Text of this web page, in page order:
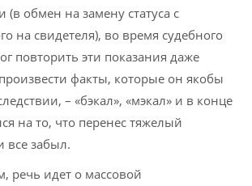
(в обмен на замену статуса с
на свидетеля), во время судебного
повторить эти показания даже
факты, которые он якобы
– «бэкал», «мэкал» и в конце
на то, что перенес тяжелый
все забыл.
речь идет о массовой